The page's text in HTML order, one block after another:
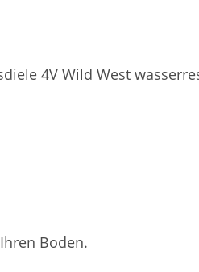
4V Wild West
Boden.